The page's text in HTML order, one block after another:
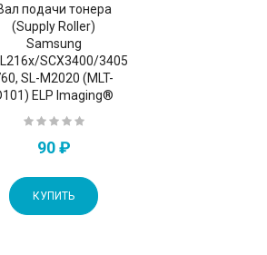
3407/SF-
подачи тонера
(Supply Roller)
Samsung
SCX3400/3405/3405F/3405FW/3407/
SL-M2020 (MLT-
ELP Imaging®
90 ₽
КУПИТЬ